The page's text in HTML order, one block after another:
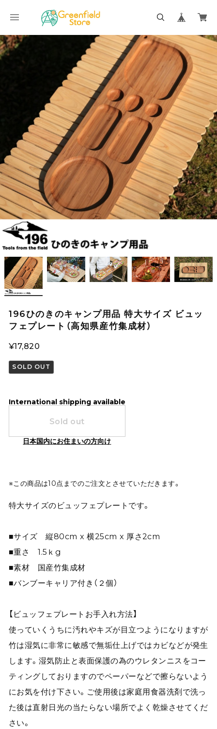
196ひのきのキャンプ用品 特大サイズ ビュッ
フェプレート（高知県産竹集成材）
¥17,820
SOLD OUT
International shipping available
Sold out
日本国内にお住まいの方向け
※この商品は10点までのご注文とさせていただきます。
特大サイズのビュッフェプレートです。
■サイズ 縦80cm x 横25cm x 厚さ2cm
■重さ 1.5ｋg
■素材 国産竹集成材
■バンブーキャリア付き（２個）
【ビュッフェプレートお手入れ方法】
使っていくうちに汚れやキズが目立つようになりますが
竹は湿気に非常に敏感で無垢仕上げではカビなどが発生
します。湿気防止と表面保護の為のウレタンニスをコー
ティングしておりますのでペーパーなどで擦らないよう
にお気を付け下さい。ご使用後は家庭用食器洗剤で洗っ
た後は直射日光の当たらない場所でよく乾燥させてくだ
さい。